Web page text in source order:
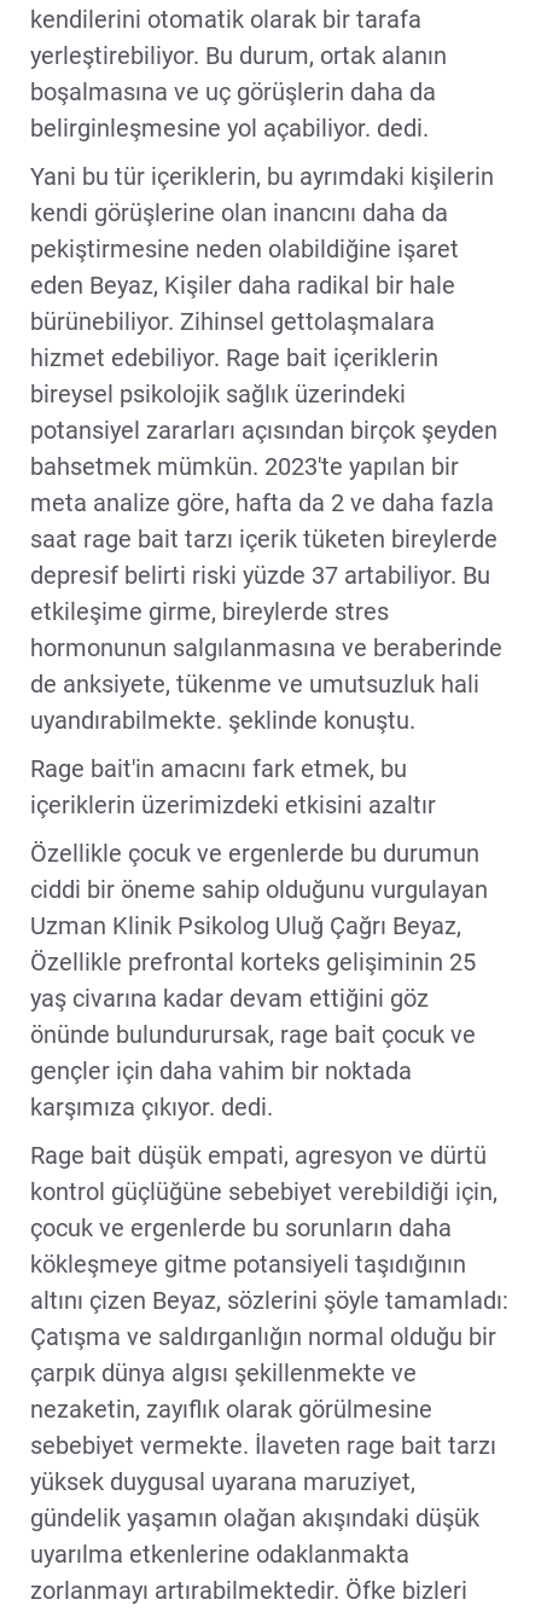
kendilerini otomatik olarak bir tarafa
yerleştirebiliyor. Bu durum, ortak alanın
boşalmasına ve uç görüşlerin daha da
belirginleşmesine yol açabiliyor. dedi.
Yani bu tür içeriklerin, bu ayrımdaki kişilerin
kendi görüşlerine olan inancını daha da
pekiştirmesine neden olabildiğine işaret
eden Beyaz, Kişiler daha radikal bir hale
bürünebiliyor. Zihinsel gettolaşmalara
hizmet edebiliyor. Rage bait içeriklerin
bireysel psikolojik sağlık üzerindeki
potansiyel zararları açısından birçok şeyden
bahsetmek mümkün. 2023'te yapılan bir
meta analize göre, hafta da 2 ve daha fazla
saat rage bait tarzı içerik tüketen bireylerde
depresif belirti riski yüzde 37 artabiliyor. Bu
etkileşime girme, bireylerde stres
hormonunun salgılanmasına ve beraberinde
de anksiyete, tükenme ve umutsuzluk hali
uyandırabilmekte. şeklinde konuştu.
Rage bait'in amacını fark etmek, bu
içeriklerin üzerimizdeki etkisini azaltır
Özellikle çocuk ve ergenlerde bu durumun
ciddi bir öneme sahip olduğunu vurgulayan
Uzman Klinik Psikolog Uluğ Çağrı Beyaz,
Özellikle prefrontal korteks gelişiminin 25
yaş civarına kadar devam ettiğini göz
önünde bulundurursak, rage bait çocuk ve
gençler için daha vahim bir noktada
karşımıza çıkıyor. dedi.
Rage bait düşük empati, agresyon ve dürtü
kontrol güçlüğüne sebebiyet verebildiği için,
çocuk ve ergenlerde bu sorunların daha
kökleşmeye gitme potansiyeli taşıdığının
altını çizen Beyaz, sözlerini şöyle tamamladı:
Çatışma ve saldırganlığın normal olduğu bir
çarpık dünya algısı şekillenmekte ve
nezaketin, zayıflık olarak görülmesine
sebebiyet vermekte. İlaveten rage bait tarzı
yüksek duygusal uyarana maruziyet,
gündelik yaşamın olağan akışındaki düşük
uyarılma etkenlerine odaklanmakta
zorlanmayı artırabilmektedir. Öfke bizleri